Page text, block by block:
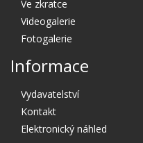
Ve zkratce
Videogalerie
Fotogalerie
Informace
Vydavatelství
Kontakt
Elektronický náhled